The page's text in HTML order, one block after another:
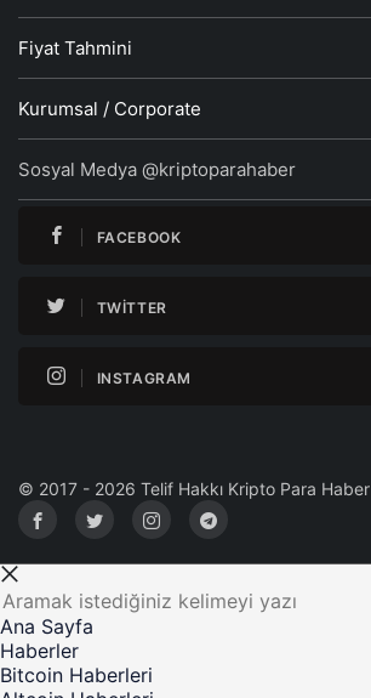
Fiyat Tahmini
Kurumsal / Corporate
Sosyal Medya @kriptoparahaber
FACEBOOK
TWITTER
INSTAGRAM
© 2017 - 2026 Telif Hakkı Kripto Para Haber
Ana Sayfa
Haberler
Bitcoin Haberleri